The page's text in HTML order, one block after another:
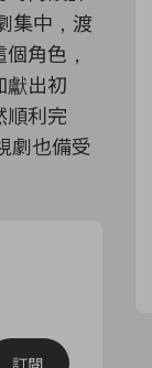
集中，渡
角色，
獻出初
順利完
劇也備受